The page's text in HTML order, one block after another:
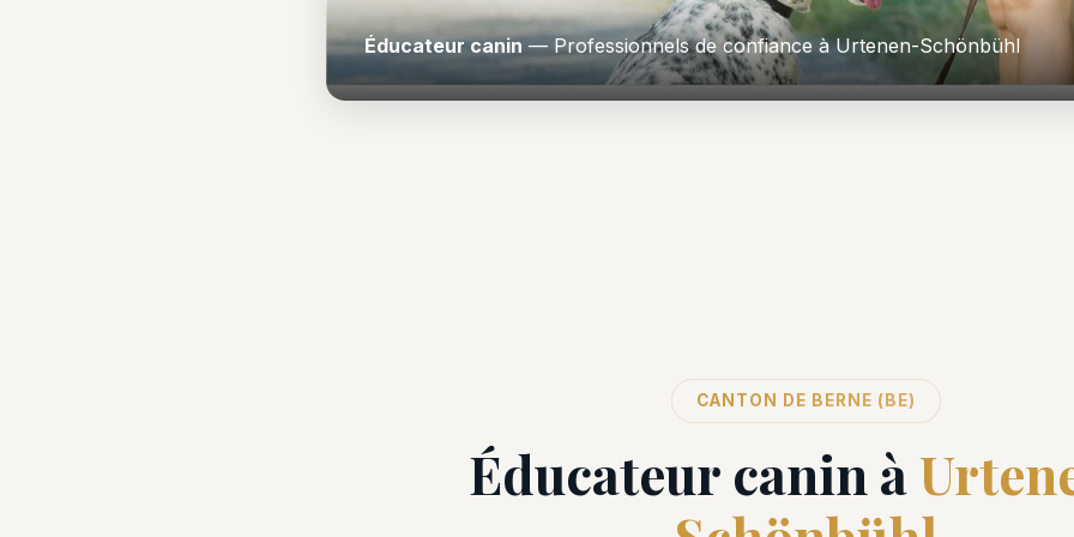
Éducateur canin — Professionnels de confiance à Urtenen-Schönbühl
CANTON DE BERNE (BE)
Éducateur canin à